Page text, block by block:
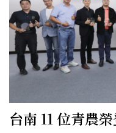
台南 11 位青農